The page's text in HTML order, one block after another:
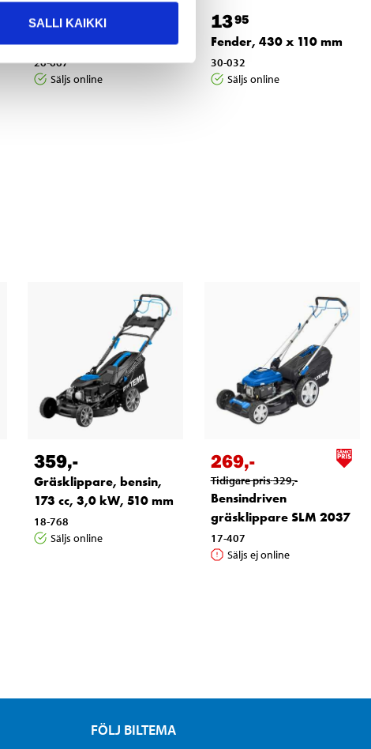
SALLI KAIKKI
295
Torkrulle, 100 meter
26-667
Säljs online
1395
Fender, 430 x 110 mm
30-032
Säljs online
359,-
Gräsklippare, bensin,
173 cc, 3,0 kW, 510 mm
18-768
Säljs online
269,-
Tidigare pris329,-
Bensindriven
gräsklippare SLM 2037
17-407
Säljs ej online
FÖLJ BILTEMA